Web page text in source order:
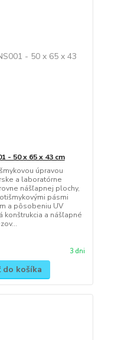
- 50 x 65 x 43 cm
úpravou
a laboratórne
nášľapnej plochy,
pásmi
a pôsobeniu UV
konštrukcia a nášľapné
3 dni
do košíka